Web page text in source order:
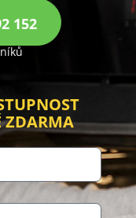
152
ZDARMA